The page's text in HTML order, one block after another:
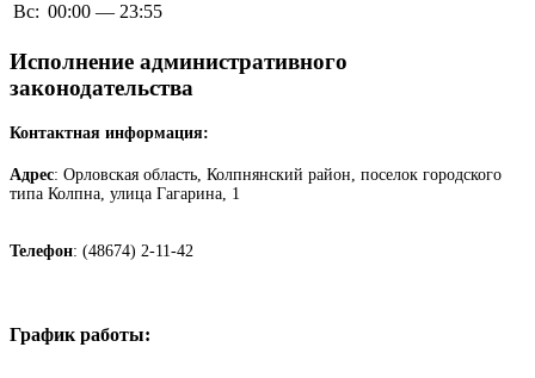
Вс: 00:00 — 23:55
Исполнение административного
законодательства
Контактная информация:
Адрес: Орловская область, Колпнянский район, поселок городского
типа Колпна, улица Гагарина, 1
Телефон: (48674) 2-11-42
График работы: